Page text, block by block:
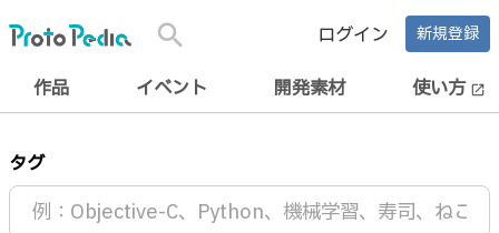
search ログイン 新規登録
作品 イベント 開発素材 使い方 open_in_new
タグ